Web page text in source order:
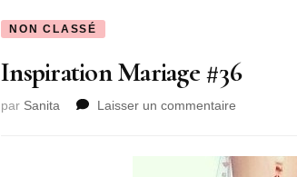
NON CLASSÉ
Inspiration Mariage #36
par Sanita Laisser un commentaire